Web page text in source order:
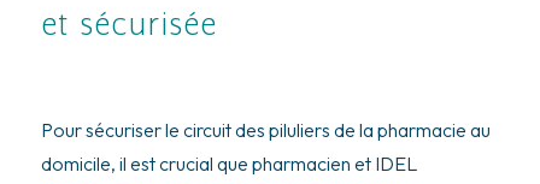
et sécurisée
Pour sécuriser le circuit des piluliers de la pharmacie au
domicile, il est crucial que pharmacien et IDEL